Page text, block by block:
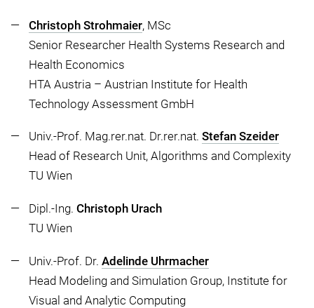
Christoph Strohmaier, MSc
Senior Researcher Health Systems Research and
Health Economics
HTA Austria – Austrian Institute for Health
Technology Assessment GmbH
Univ.-Prof. Mag.rer.nat. Dr.rer.nat.Stefan Szeider
Head of Research Unit, Algorithms and Complexity
TU Wien
Dipl.-Ing.Christoph Urach
TU Wien
Univ.-Prof. Dr.Adelinde Uhrmacher
Head Modeling and Simulation Group, Institute for
Visual and Analytic Computing